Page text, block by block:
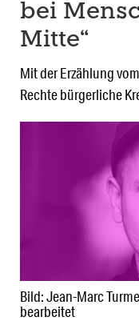
Bild: Jean-Marc
bearbeitet
bei
Mitte“
Mit der Erzählung
Rechte bürgerliche